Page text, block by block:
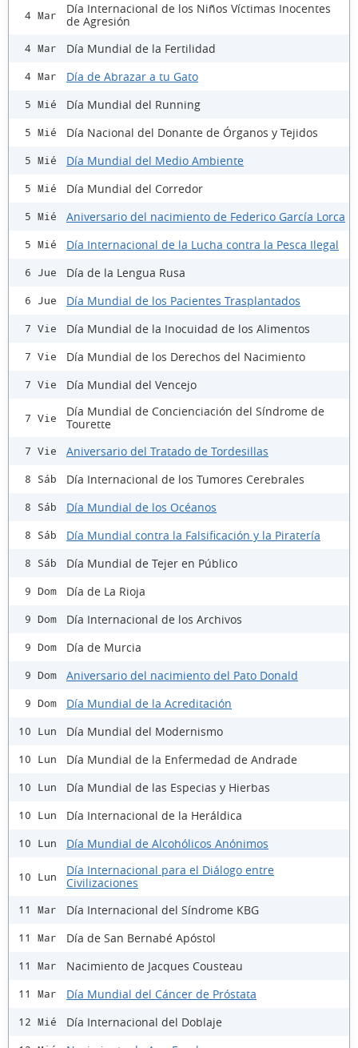
4 Mar
Día Internacional de los Niños Víctimas Inocentes
de Agresión
4 Mar Día Mundial de la Fertilidad
4 Mar Día de Abrazar a tu Gato
5 Mié Día Mundial del Running
5 Mié Día Nacional del Donante de Órganos y Tejidos
5 Mié Día Mundial del Medio Ambiente
5 Mié Día Mundial del Corredor
5 Mié Aniversario del nacimiento de Federico García Lorca
5 Mié Día Internacional de la Lucha contra la Pesca Ilegal
6 Jue Día de la Lengua Rusa
6 Jue Día Mundial de los Pacientes Trasplantados
7 Vie Día Mundial de la Inocuidad de los Alimentos
7 Vie Día Mundial de los Derechos del Nacimiento
7 Vie Día Mundial del Vencejo
7 Vie
Día Mundial de Concienciación del Síndrome de
Tourette
7 Vie Aniversario del Tratado de Tordesillas
8 Sáb Día Internacional de los Tumores Cerebrales
8 Sáb Día Mundial de los Océanos
8 Sáb Día Mundial contra la Falsificación y la Piratería
8 Sáb Día Mundial de Tejer en Público
9 Dom Día de La Rioja
9 Dom Día Internacional de los Archivos
9 Dom Día de Murcia
9 Dom Aniversario del nacimiento del Pato Donald
9 Dom Día Mundial de la Acreditación
10 Lun Día Mundial del Modernismo
10 Lun Día Mundial de la Enfermedad de Andrade
10 Lun Día Mundial de las Especias y Hierbas
10 Lun Día Internacional de la Heráldica
10 Lun Día Mundial de Alcohólicos Anónimos
10 Lun
Día Internacional para el Diálogo entre
Civilizaciones
11 Mar Día Internacional del Síndrome KBG
11 Mar Día de San Bernabé Apóstol
11 Mar Nacimiento de Jacques Cousteau
11 Mar Día Mundial del Cáncer de Próstata
12 Mié Día Internacional del Doblaje